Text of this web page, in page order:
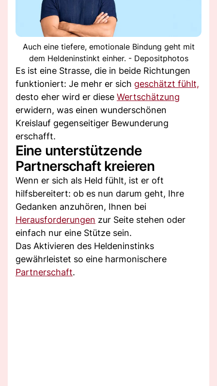
Auch eine tiefere, emotionale Bindung geht mit
dem Heldeninstinkt einher. - Depositphotos
Es ist eine Strasse, die in beide Richtungen
funktioniert: Je mehr er sich geschätzt fühlt,
desto eher wird er diese Wertschätzung
erwidern, was einen wunderschönen
Kreislauf gegenseitiger Bewunderung
erschafft.
Eine unterstützende
Partnerschaft kreieren
Wenn er sich als Held fühlt, ist er oft
hilfsbereitert: ob es nun darum geht, Ihre
Gedanken anzuhören, Ihnen bei
Herausforderungen zur Seite stehen oder
einfach nur eine Stütze sein.
Das Aktivieren des Heldeninstinks
gewährleistet so eine harmonischere
Partnerschaft.